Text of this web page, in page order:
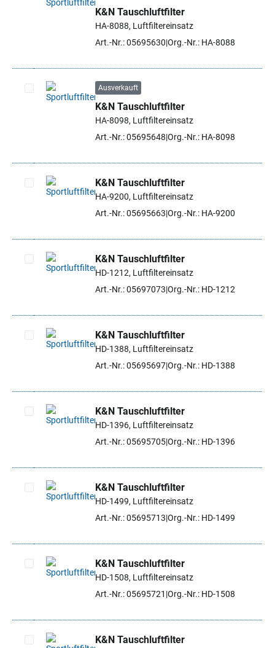
Artikel auswählen
K&N Tauschluftfilter
HA-8088, Luftfiltereinsatz
Art.-Nr.: 05695630 Org.-Nr.: HA-8088
Artikel auswählen
Ausverkauft
K&N Tauschluftfilter
HA-8098, Luftfiltereinsatz
Art.-Nr.: 05695648 Org.-Nr.: HA-8098
Artikel auswählen
K&N Tauschluftfilter
HA-9200, Luftfiltereinsatz
Art.-Nr.: 05695663 Org.-Nr.: HA-9200
Artikel auswählen
K&N Tauschluftfilter
HD-1212, Luftfiltereinsatz
Art.-Nr.: 05697073 Org.-Nr.: HD-1212
Artikel auswählen
K&N Tauschluftfilter
HD-1388, Luftfiltereinsatz
Art.-Nr.: 05695697Org.-Nr.: HD-1388
Artikel auswählen
K&N Tauschluftfilter
HD-1396, Luftfiltereinsatz
Art.-Nr.: 05695705Org.-Nr.: HD-1396
Artikel auswählen
K&N Tauschluftfilter
HD-1499, Luftfiltereinsatz
Art.-Nr.: 05695713 Org.-Nr.: HD-1499
Artikel auswählen
K&N Tauschluftfilter
HD-1508, Luftfiltereinsatz
Art.-Nr.: 05695721 Org.-Nr.: HD-1508
K&N Tauschluftfilter